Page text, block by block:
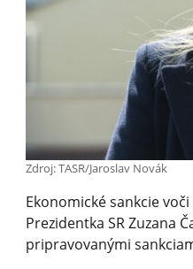
Zdroj: TASR/Jaroslav Novák
Ekonomické sankcie
Prezidentka SR Zuzana
pripravovanými